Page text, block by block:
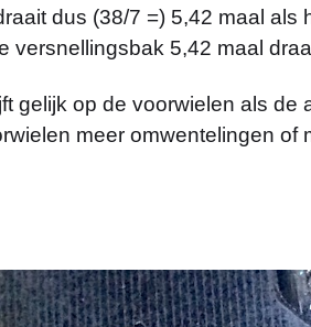
dus (38/7 =) 5,42 maal als
versnellingsbak 5,42 maal
gelijk op de voorwielen als
meer omwentelingen